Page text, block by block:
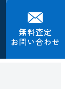
無料査定
お問い合わせ